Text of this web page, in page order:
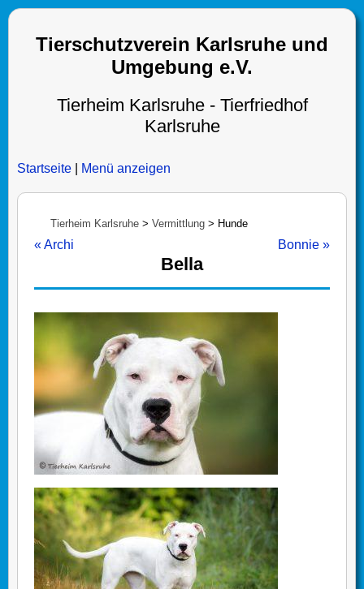
Tierschutzverein Karlsruhe und
Umgebung e.V.
Tierheim Karlsruhe - Tierfriedhof
Karlsruhe
Startseite Menü anzeigen
Tierheim Karlsruhe > Vermittlung > Hunde
« Archi Bonnie »
Bella